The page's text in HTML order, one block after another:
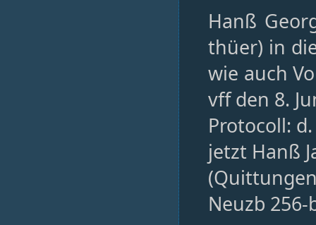
Hanß
thüer) in
wie auch
vff den 8.
Protocoll: d.
jetzt Hanß
Neuzb 256-